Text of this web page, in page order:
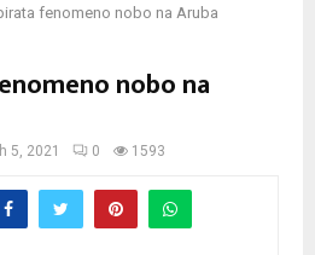
fenomeno nobo na Aruba
nobo na
5, 2021 0 1593